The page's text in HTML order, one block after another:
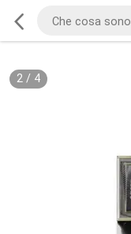
2/ 4